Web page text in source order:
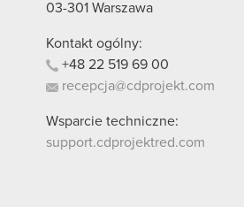
03-301 Warszawa
Kontakt ogólny:
+48 22 519 69 00
recepcja@cdprojekt.com
Wsparcie techniczne:
support.cdprojektred.com